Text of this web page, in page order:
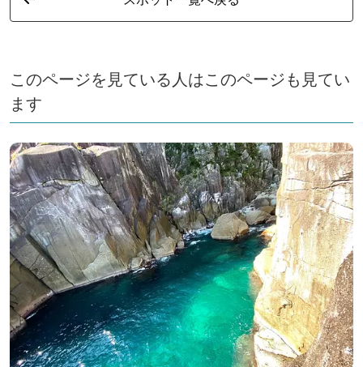
このページを見ている人はこのページも見てい
ます